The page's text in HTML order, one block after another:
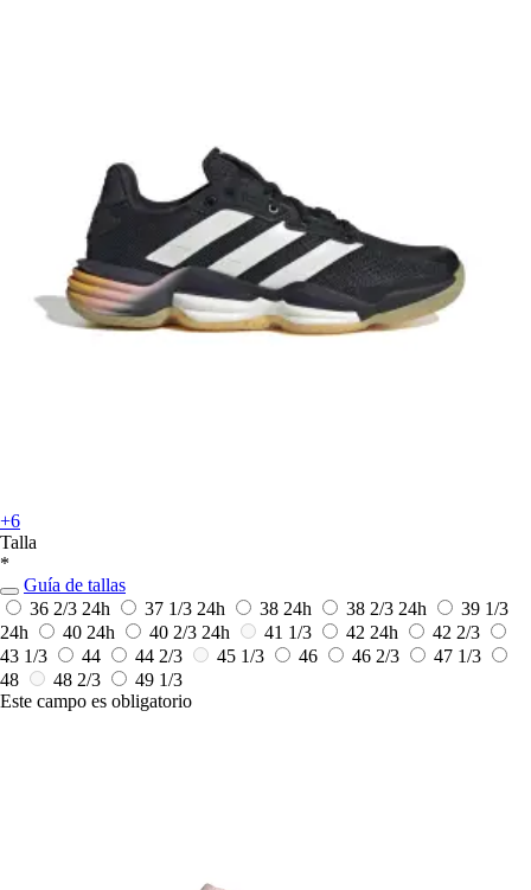
+6
Talla
*
Guía de tallas
36 2/3 24h 37 1/3 24h 38 24h 38 2/3 24h
39 1/3
24h
40 24h 40 2/3 24h 41 1/3 42 24h
42 2/3
43 1/3
44 44 2/3 45 1/3 46 46 2/3
47 1/3
48
48 2/3
49 1/3
Este campo es obligatorio